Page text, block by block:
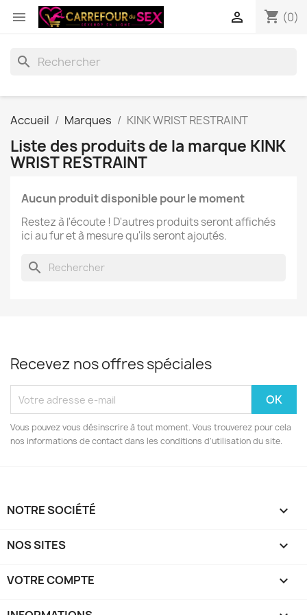
 shopping_cart (0)

search
Accueil Marques KINK WRIST RESTRAINT
Liste des produits de la marque KINK
WRIST RESTRAINT
Aucun produit disponible pour le moment
Restez à l'écoute ! D'autres produits seront affichés
ici au fur et à mesure qu'ils seront ajoutés.
search
Recevez nos offres spéciales
Vous pouvez vous désinscrire à tout moment. Vous trouverez pour cela
nos informations de contact dans les conditions d'utilisation du site.
NOTRE SOCIÉTÉ 
NOS SITES 
VOTRE COMPTE 